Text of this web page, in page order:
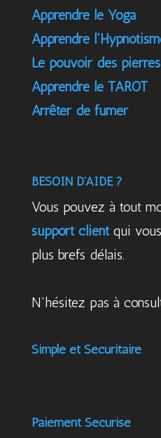
Apprendre le Yoga
Apprendre
Le pouvoir des pierres
Apprendre le TAROT
Arrêter de fumer
BESOIN D’AIDE ?
Vous pouvez à tout
support clientqui
plus brefs délais.
N'hésitez pas à
Simple et Sécuritaire
Paiement Sécurisé